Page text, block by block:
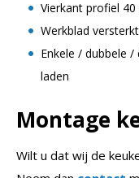
Vierkant profiel
Werkblad
Enkele / dubbele
laden
Montage
Wilt u dat wij de